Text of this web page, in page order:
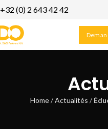
+32 (0) 2 643 42 42
Home/Actualités /
01
FÉV